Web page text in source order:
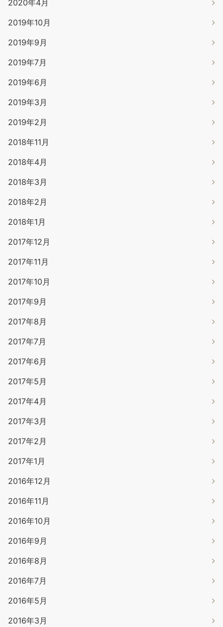
2020年4月
2019年10月
2019年9月
2019年7月
2019年6月
2019年3月
2019年2月
2018年11月
2018年4月
2018年3月
2018年2月
2018年1月
2017年12月
2017年11月
2017年10月
2017年9月
2017年8月
2017年7月
2017年6月
2017年5月
2017年4月
2017年3月
2017年2月
2017年1月
2016年12月
2016年11月
2016年10月
2016年9月
2016年8月
2016年7月
2016年5月
2016年3月